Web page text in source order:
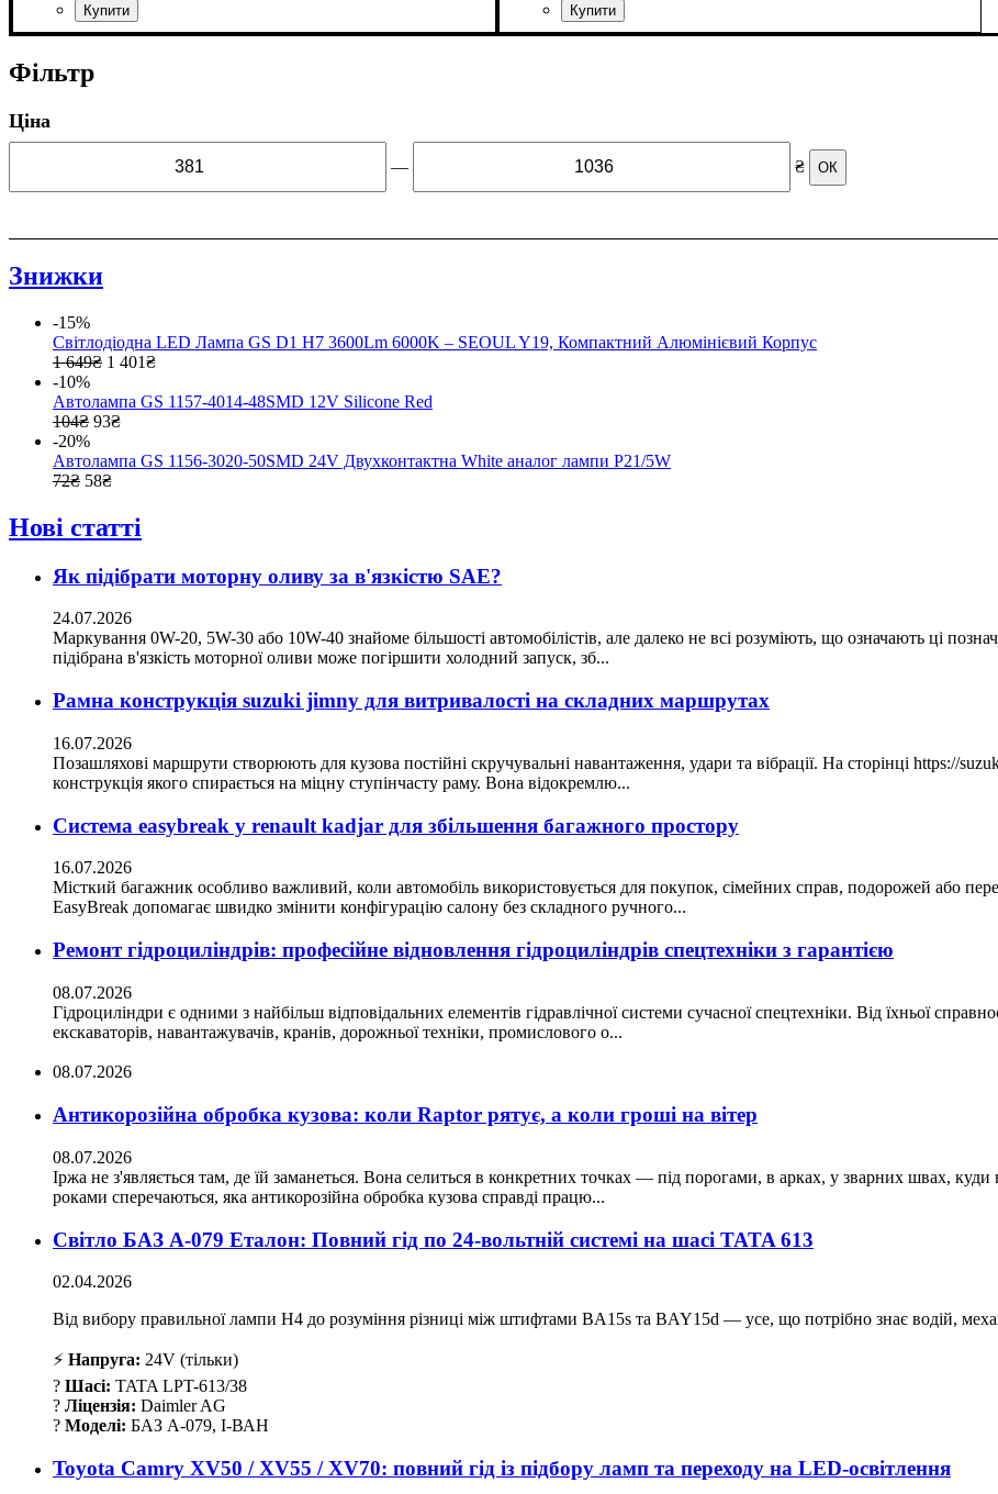
Фільтр
Ціна
— ₴ ОК
Знижки
-15%
Світлодіодна LED Лампа GS D1 H7 3600Lm 6000K – SEOUL Y19, Компактний Алюмінієвий Корпус
1 649₴ 1 401₴
-10%
Автолампа GS 1157-4014-48SMD 12V Silicone Red
104₴ 93₴
-20%
Автолампа GS 1156-3020-50SMD 24V Двухконтактна White аналог лампи P21/5W
72₴ 58₴
Нові статті
Як підібрати моторну оливу за в'язкістю SAE?
24.07.2026
Маркування 0W-20, 5W-30 або 10W-40 знайоме більшості автомобілістів, але далеко не всі розуміють, що означають ці
підібрана в'язкість моторної оливи може погіршити холодний запуск, зб...
Рамна конструкція suzuki jimny для витривалості на складних маршрутах
16.07.2026
Позашляхові маршрути створюють для кузова постійні скручувальні навантаження, удари та вібрації. На сторінці https://
конструкція якого спирається на міцну ступінчасту раму. Вона відокремлю...
Система easybreak у renault kadjar для збільшення багажного простору
16.07.2026
Місткий багажник особливо важливий, коли автомобіль використовується для покупок, сімейних справ, подорожей або
EasyBreak допомагає швидко змінити конфігурацію салону без складного ручного...
Ремонт гідроциліндрів: професійне відновлення гідроциліндрів спецтехніки з гарантією
08.07.2026
Гідроциліндри є одними з найбільш відповідальних елементів гідравлічної системи сучасної спецтехніки. Від їхньої
екскаваторів, навантажувачів, кранів, дорожньої техніки, промислового о...
08.07.2026
Антикорозійна обробка кузова: коли Raptor рятує, а коли гроші на вітер
08.07.2026
Іржа не з'являється там, де їй заманеться. Вона селиться в конкретних точках — під порогами, в арках, у зварних швах, куди
роками сперечаються, яка антикорозійна обробка кузова справді працю...
Світло БАЗ А-079 Еталон: Повний гід по 24-вольтній системі на шасі TATA 613
02.04.2026
Від вибору правильної лампи H4 до розуміння різниці між штифтами BA15s та BAY15d — усе, що потрібно знає водій,
⚡ Напруга: 24V (тільки)
? Шасі: TATA LPT-613/38
? Ліцензія: Daimler AG
? Моделі: БАЗ А-079, І-ВАН
Toyota Camry XV50 / XV55 / XV70: повний гід із підбору ламп та переходу на LED-освітлення